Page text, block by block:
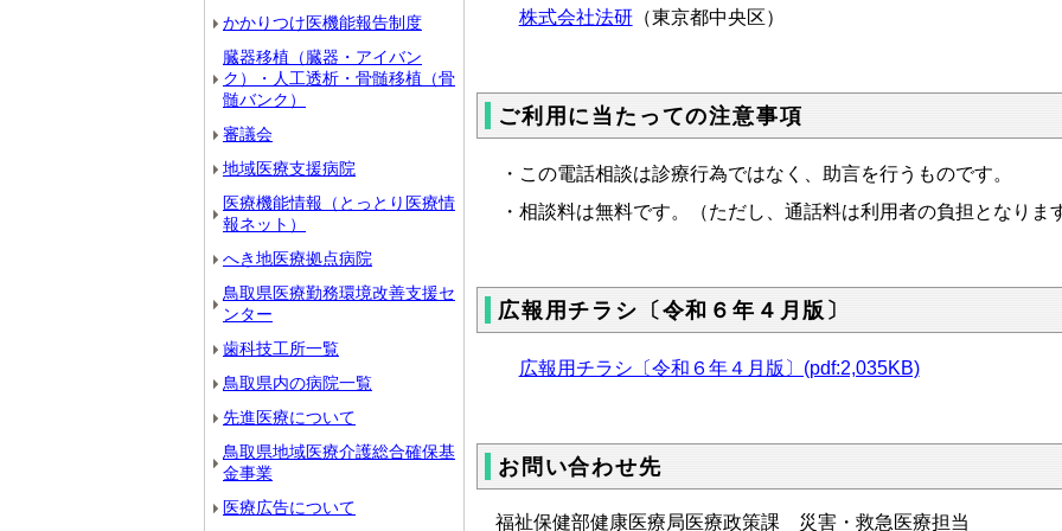
かかりつけ医機能報告制度
臓器移植（臓器・アイバン
ク）・人工透析・骨髄移植（骨
髄バンク）
審議会
地域医療支援病院
医療機能情報（とっとり医療情
報ネット）
へき地医療拠点病院
鳥取県医療勤務環境改善支援セ
ンター
歯科技工所一覧
鳥取県内の病院一覧
先進医療について
鳥取県地域医療介護総合確保基
金事業
医療広告について
株式会社法研（東京都中央区）
ご利用に当たっての注意事項
・この電話相談は診療行為ではなく、助言を行うものです。
・相談料は無料です。（ただし、通話料は利用者の負担となりま
広報用チラシ〔令和６年４月版〕
広報用チラシ〔令和６年４月版〕(pdf:2,035KB)
お問い合わせ先
福祉保健部健康医療局医療政策課 災害・救急医療担当